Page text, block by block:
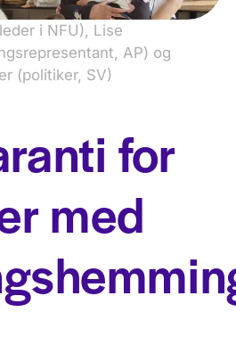
i NFU), Lise
AP) og
(politiker, SV)
for
med